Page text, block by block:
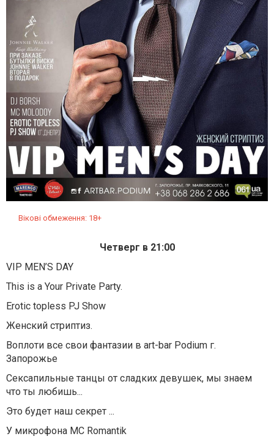
Вікові обмеження: 18+
Четверг в 21:00
VIP MEN’S DAY
This is a Your Private Party.
Erotic topless PJ Show
Женский стриптиз.
Воплоти все свои фантазии в art-bar Podium г.
Запорожье
Cексапильные танцы от сладких девушек, мы знаем
что ты любишь...
Это будет наш секрет ...
У микрофона МС Romantik